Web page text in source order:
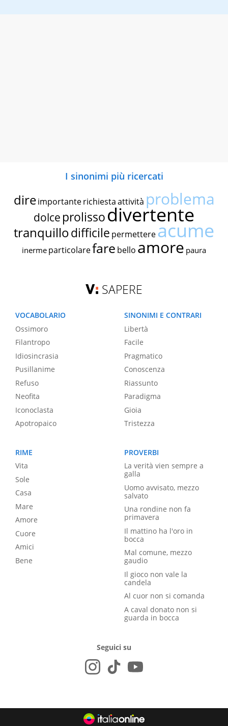
I sinonimi più ricercati
dire importante richiestaattività problema
dolce prolissodivertente
tranquillodifficile permettereacume
inerme particolarefare bello amore paura
SAPERE
VOCABOLARIO
Ossimoro
Filantropo
Idiosincrasia
Pusillanime
Refuso
Neofita
Iconoclasta
Apotropaico
SINONIMI E CONTRARI
Libertà
Facile
Pragmatico
Conoscenza
Riassunto
Paradigma
Gioia
Tristezza
RIME
Vita
Sole
Casa
Mare
Amore
Cuore
Amici
Bene
PROVERBI
La verità vien sempre a
galla
Uomo avvisato, mezzo
salvato
Una rondine non fa
primavera
Il mattino ha l'oro in
bocca
Mal comune, mezzo
gaudio
Il gioco non vale la
candela
Al cuor non si comanda
A caval donato non si
guarda in bocca
Seguici su